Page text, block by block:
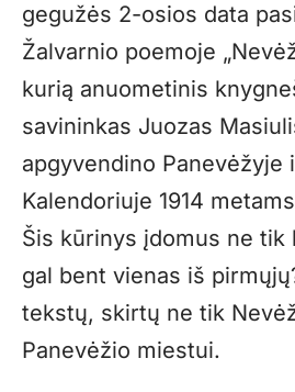
gegužės 2-osios data
Žalvarnio poemoje
kurią anuometinis
savininkas Juozas
apgyvendino Panevėžyje
Kalendoriuje 1914
Šis kūrinys įdomus ne tik
gal bent vienas iš
tekstų, skirtų ne tik
Panevėžio miestui.